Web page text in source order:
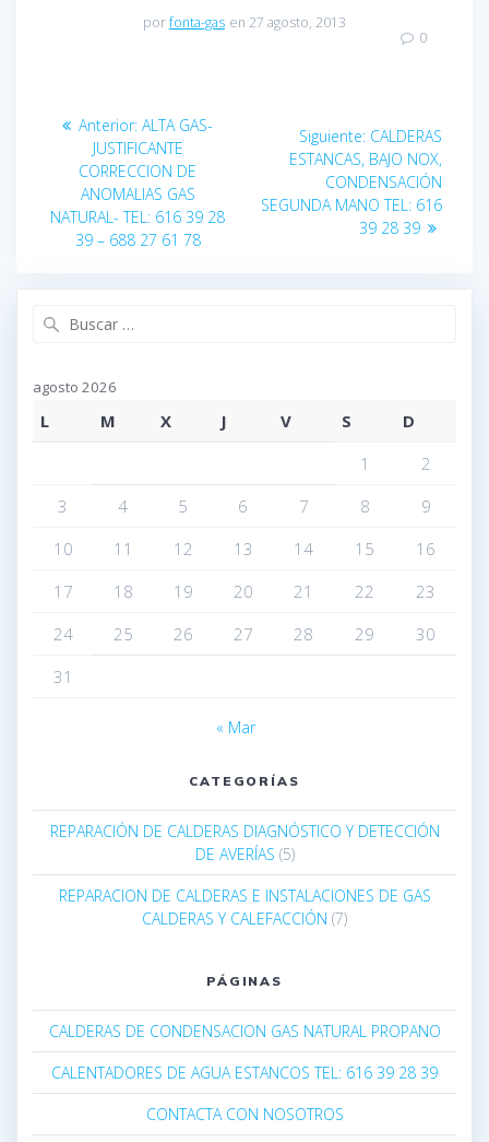
porfonta-gas en 27 agosto, 2013
0
Navegación
entradas
Anterior: Entrada
anterior:
ALTA GAS-
JUSTIFICANTE
CORRECCION DE
ANOMALIAS GAS
NATURAL- TEL: 616 39 28
39 – 688 27 61 78
Siguiente: Siguiente
entrada:
CALDERAS
ESTANCAS, BAJO NOX,
CONDENSACIÓN
SEGUNDA MANO TEL: 616
39 28 39
agosto 2026
L M X J V S
D
1
2
3
4 5 6 7 8
9
10
11 12 13 14 15
16
17
18 19 20 21 22
23
24
25 26 27 28 29
30
31
« Mar
CATEGORÍAS
REPARACIÓN DE CALDERAS DIAGNÓSTICO Y DETECCIÓN
DE AVERÍAS (5)
REPARACION DE CALDERAS E INSTALACIONES DE GAS
CALDERAS Y CALEFACCIÓN (7)
PÁGINAS
CALDERAS DE CONDENSACION GAS NATURAL PROPANO
CALENTADORES DE AGUA ESTANCOS TEL: 616 39 28 39
CONTACTA CON NOSOTROS